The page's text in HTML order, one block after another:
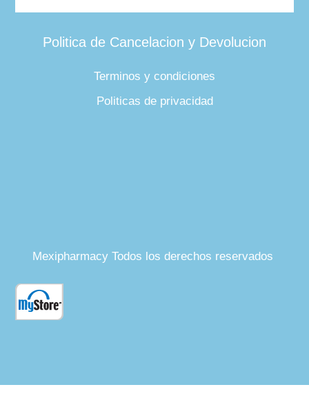
Politica de Cancelacion y Devolucion
Terminos y condiciones
Politicas de privacidad
Mexipharmacy Todos los derechos reservados